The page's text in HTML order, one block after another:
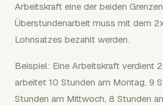
Arbeitskraft eine der beiden
Überstundenarbeit muss mit dem
Lohnsatzes bezahlt werden.
Beispiel: Eine Arbeitskraft verdient
arbeitet 10 Stunden am Montag, 9
Stunden am Mittwoch, 8 Stunden